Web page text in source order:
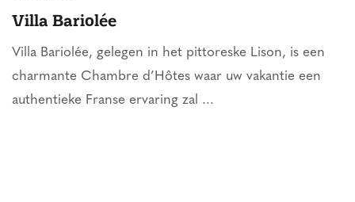
Villa Bariolée
Villa Bariolée, gelegen in het pittoreske Lison, is een
charmante Chambre d’Hôtes waar uw vakantie een
authentieke Franse ervaring zal ...